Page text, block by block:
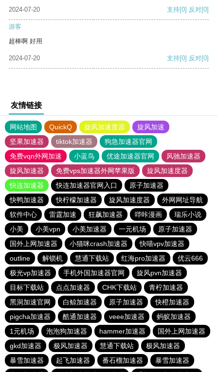
2024-07-20
支持[0] 反对[0]
游客
超棒啊 好用
2024-07-20 支持[0] 反对[0]
友情链接
网站地图 QuickQ 旋风加速度器
旋风加速
坚果加速器
tiktok加速器
狗急加速器官网
免费vqn外网加速
小蓝鸟 优途加速器官网
风驰加速器
旋风加速器
免费vps加速器外网苹果版
旋风加速度器
快连加速器
快连加速器官网入口
原子加速器
快鸭加速器
快柠檬加速器 旋风加速度器
外网网址导航
软件中心
雷霆加速 狂飙加速器 哔咔漫画
瑞乐小说
小美
小美vpn 小美加速器 一元机场
原子加速器
国外上网加速器
小猫咪crash加速器
快喵vpv加速器
outline
解锁机 慧通下载站 红海pro加速器
优云666
极光vp加速器
手机外国加速器官网
旋风pvn加速器
目标下载站
点点加速器 CHK下载站
青柠加速器
黑洞加速官网
白鲸加速器 原子加速器
快橙加速器
pigcha加速器
酷通加速器 veee加速器
蚂蚁加速器
1元机场
泡泡狗加速器 hammer加速器
国外上网加速器
gkd加速器
极风加速器 慧通下载站
极风加速器
暴雪加速器
起飞加速器 番石榴加速器
暴雪加速器